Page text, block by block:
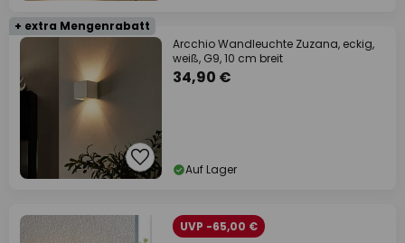
+ extra Mengenrabatt
Arcchio Wandleuchte Zuzana, eckig,
weiß, G9, 10 cm breit
34,90 €
Auf Lager
UVP -65,00 €